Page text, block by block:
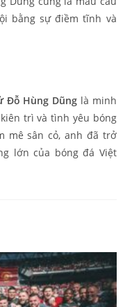
bằng sự điềm tĩnh và
Đỗ Hùng Dũng là minh
trì và tình yêu bóng
mê sân cỏ, anh đã trở
lớn của bóng đá Việt